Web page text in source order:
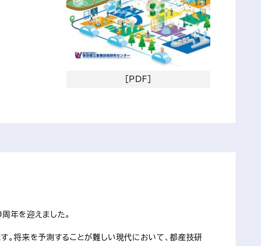
[PDF]
年を迎えました。
。将来を予測することが難しい現代において、都産技研